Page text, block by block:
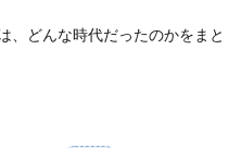
、どんな時代だったのかをまと